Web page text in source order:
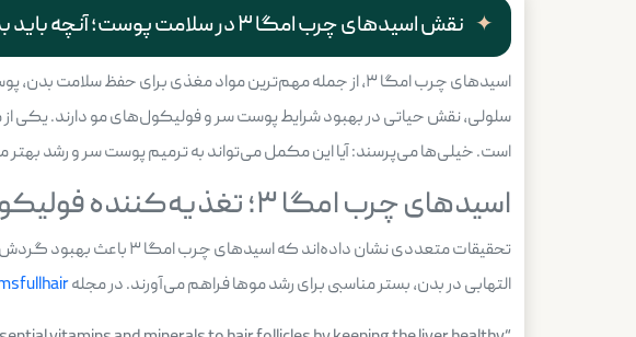
نقش اسیدهای چرب امگا ۳ در سلامت پوست؛ آنچه باید بدانید
اسیدهای چرب امگا ۳، از جمله مهم‌ترین مواد مغذی برای حفظ
سلولی، نقش حیاتی در بهبود شرایط پوست سر و فولیکول‌های مو دارند. یکی از
است. خیلی‌ها می‌پرسند: آیا این مکمل می‌تواند به ترمیم پوست سر و رشد بهتر
اسیدهای چرب امگا ۳؛ تغذیه‌کننده فولیکول‌های مو
تحقیقات متعددی نشان
التهابی در بدن، بستر مناسبی برای رشد موها فراهم می‌آورند. در مجله